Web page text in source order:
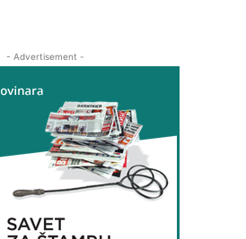
- Advertisement -